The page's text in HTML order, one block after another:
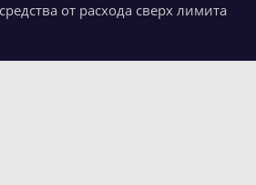
от расхода сверх лимита